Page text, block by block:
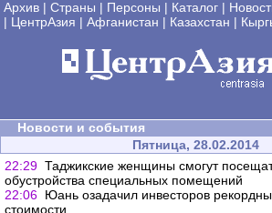
Архив | Страны | Персоны | Каталог |
| ЦентрАзия | Афганистан | Казахстан |
Новости и события
Пятница, 28.02.2014
22:29 Таджикские женщины смогут
обустройства специальных помещений
22:06 Юань озадачил инвесторов
стоимости